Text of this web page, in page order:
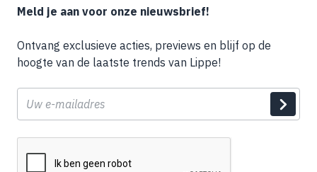
Meld je aan voor onze nieuwsbrief!
Ontvang exclusieve acties, previews en blijf op de
hoogte van de laatste trends van Lippe!
mail